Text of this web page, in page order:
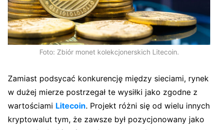
Foto: Zbiór monet kolekcjonerskich Litecoin.
Zamiast podsycać konkurencję między sieciami, rynek
w dużej mierze postrzegał te wysiłki jako zgodne z
wartościami Litecoin. Projekt różni się od wielu innych
kryptowalut tym, że zawsze był pozycjonowany jako